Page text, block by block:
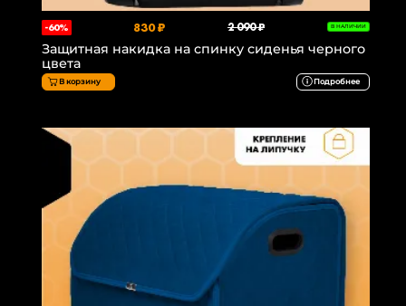
-60% 830 ₽ 2 090 ₽ В НАЛИЧИИ
Защитная накидка на спинку сиденья черного
цвета
В корзину Подробнее